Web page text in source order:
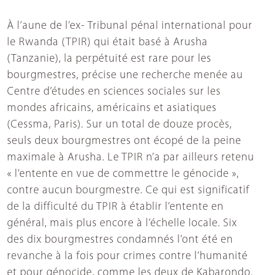
À l’aune de l’ex- Tribunal pénal international pour
le Rwanda (TPIR) qui était basé à Arusha
(Tanzanie), la perpétuité est rare pour les
bourgmestres, précise une recherche menée au
Centre d’études en sciences sociales sur les
mondes africains, américains et asiatiques
(Cessma, Paris). Sur un total de douze procès,
seuls deux bourgmestres ont écopé de la peine
maximale à Arusha. Le TPIR n’a par ailleurs retenu
« l’entente en vue de commettre le génocide »,
contre aucun bourgmestre. Ce qui est significatif
de la difficulté du TPIR à établir l’entente en
général, mais plus encore à l’échelle locale. Six
des dix bourgmestres condamnés l’ont été en
revanche à la fois pour crimes contre l’humanité